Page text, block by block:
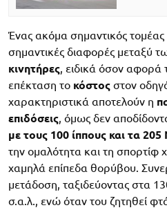
Ένας ακόμα σημαντικός
σημαντικές διαφορές μεταξύ
κινητήρες, ειδικά όσον αφορά
επέκταση το κόστος στον
χαρακτηριστικά αποτελούν η
επιδόσεις, όμως δεν
με τους 100 ίππους και τα 205
την ομαλότητα και τη σπορτίφ
χαμηλά επίπεδα θορύβου.
μετάδοση, ταξιδεύοντας στα
σ.α.λ., ενώ όταν του ζητηθεί